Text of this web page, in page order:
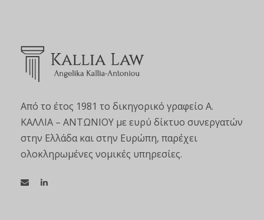
Από το έτος 1981 το δικηγορικό γραφείο Α.
ΚΑΛΛΙΑ – ΑΝΤΩΝΙΟΥ με ευρύ δίκτυο συνεργατών
στην Ελλάδα και στην Ευρώπη, παρέχει
ολοκληρωμένες νομικές υπηρεσίες.